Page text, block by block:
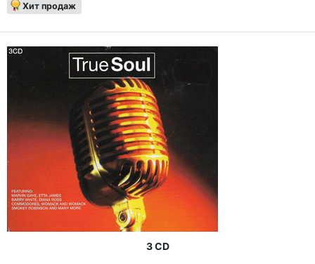
Хит продаж
3 CD